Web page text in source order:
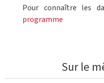
Pour connaître les
programme
Sur le